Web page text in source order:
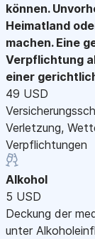
können.
Heimatland
machen. Eine
Verpflichtung
einer
49 USD
Verletzung,
Verpflichtungen
Alkohol
5 USD
Deckung der
unter